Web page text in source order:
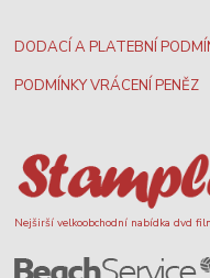
DODACÍ A PLATEBNÍ
PODMÍNKY VRÁCENÍ PENĚZ
Nejširší velkoobchodní nabídka dvd